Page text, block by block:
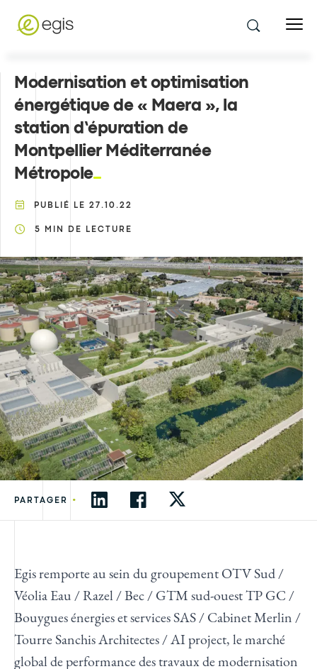
Modernisation et optimisation
énergétique de « Maera », la
station d’épuration de
Montpellier Méditerranée
Métropole
PUBLIÉ LE 27.10.22
5 MIN DE LECTURE
PARTAGER •
Egis remporte au sein du groupement OTV Sud /
Véolia Eau / Razel / Bec / GTM sud-ouest TP GC /
Bouygues énergies et services SAS / Cabinet Merlin /
Tourre Sanchis Architectes / AI project, le marché
global de performance des travaux de modernisation